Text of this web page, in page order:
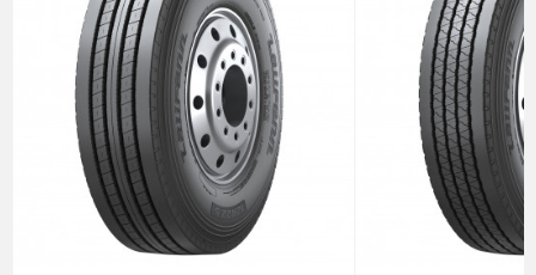
Anti-spam zaštita - izračunajte koliko je 2 + 3 :